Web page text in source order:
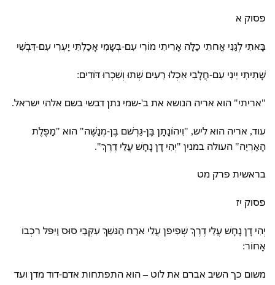
פסוק א
בָּאתִי לְגַנִּי אֲחתִי כַלָּה אָרִיתִי מוֹרִי עִם-בְּשָמִי אָכַלְתִּי יַעְרִי עִם-דִּבְשִׁי
שָׁתִיתִי יֵינִי עִם-חֲלָבִי אִכְלוּ רֵעִים שְׁתוּ וְשִׁכְרוּ דּוֹדִים:
"אריתי" הוא אריה הנושא את ב'-שמי נתן דבשי בשם אלהי ישראל.
עוד, אריה הוא ליש, "וִיהוֹנָתָן בֶּן-גֵּרְשׁם בֶּן-מְנַשֶּׁה" הוא "מַפֶּלֶת
הָאַרְיֵה" העולה במנין "יְהִי דָן נָחָשׁ עֲלֵי דֶרֶךְ".
בראשית פרק מט
פסוק יז
יְהִי דָן נָחָשׁ עֲלֵי דֶרֶךְ שְׁפִיפן עֲלֵי ארַח הַנּשֵׁךְ עִקְּבֵי סוּס וַיִּפּל רכְבוֹ
אָחוֹר:
משום כך השיב אברם את לוט – הוא התפתחות אדם-דוד מדן ועד